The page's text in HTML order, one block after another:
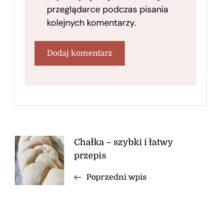
przeglądarce podczas pisania
kolejnych komentarzy.
Nawigacja
wpisu
Chałka – szybki i łatwy
przepis
Poprzedni wpis